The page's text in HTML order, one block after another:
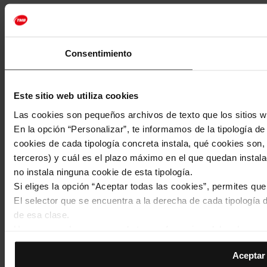
Consentimiento
Este sitio web utiliza cookies
Las cookies son pequeños archivos de texto que los sitios
En la opción “Personalizar”, te informamos de la tipología
cookies de cada tipología concreta instala, qué cookies
terceros) y cuál es el plazo máximo en el que quedan
no instala ninguna cookie de esta tipología.
Si eliges la opción “Aceptar todas las cookies”, permites
El selector que se encuentra a la derecha de cada
de esa clase.
de la tipología que hayas seleccionado previamente. Te
permiten recordar tus opciones de navegación (como el